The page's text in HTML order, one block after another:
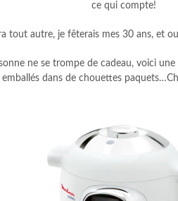
ce qui compte!
tout autre, je fêterais mes 30 ans, et
ne se trompe de cadeau, voici
emballés dans de chouettes